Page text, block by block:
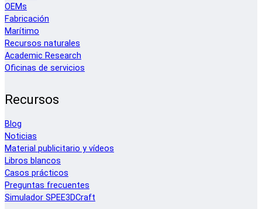
OEMs
Fabricación
Marítimo
Recursos naturales
Academic Research
Oficinas de servicios
Recursos
Blog
Noticias
Material publicitario y vídeos
Libros blancos
Casos prácticos
Preguntas frecuentes
Simulador SPEE3DCraft